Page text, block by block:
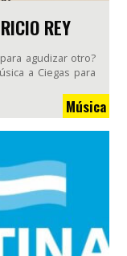
REY
agudizar otro?
a Ciegas para
Música